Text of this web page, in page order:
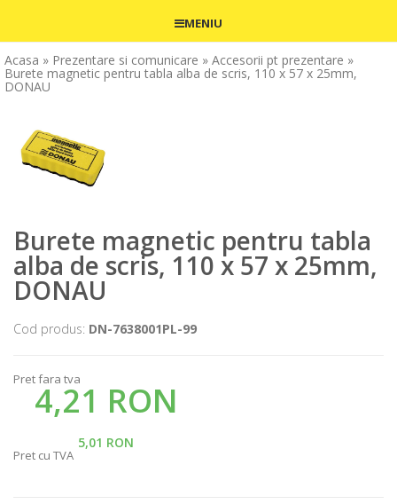
MENIU
Acasa » Prezentare si comunicare » Accesorii pt prezentare »
Burete magnetic pentru tabla alba de scris, 110 x 57 x 25mm,
DONAU
Burete magnetic pentru tabla
alba de scris, 110 x 57 x 25mm,
DONAU
Cod produs: DN-7638001PL-99
Pret fara tva
4,21 RON
5,01 RON
Pret cu TVA